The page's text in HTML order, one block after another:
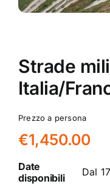
Strade
Italia/
Prezzo a persona
€1,450.00
Date
disponibili
Dal